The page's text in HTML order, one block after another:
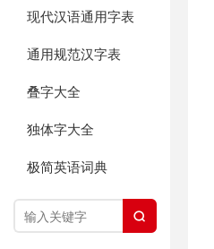
现代汉语通用字表
通用规范汉字表
叠字大全
独体字大全
极简英语词典
